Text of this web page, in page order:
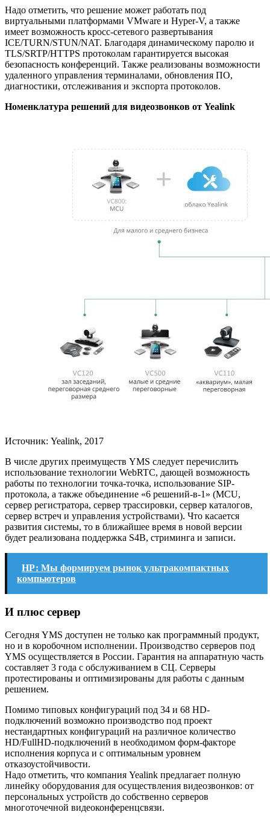
Надо отметить, что решение может работать под
виртуальными платформами VMware и Hyper-V, а также
имеет возможность кросс-сетевого развертывания
ICE/TURN/STUN/NAT. Благодаря динамическому паролю и
TLS/SRTP/HTTPS протоколам гарантируется высокая
безопасность конференций. Также реализованы возможности
удаленного управления терминалами, обновления ПО,
диагностики, отслеживания и экспорта протоколов.
Номенклатура решений для видеозвонков от Yealink
Источник: Yealink, 2017
В числе других преимуществ YMS следует перечислить
использование технологии WebRTC, дающей возможность
работы по технологии точка-точка, использование SIP-
протокола, а также объединение «6 решений-в-1» (MCU,
сервер регистратора, сервер трассировки, сервер каталогов,
сервер встреч и управления устройствами). Что касается
развития системы, то в ближайшее время в новой версии
будет реализована поддержка S4B, стриминга и записи.
НР: Мы формируем рынок ультракомпактных
компьютеров
И плюс сервер
Сегодня YMS доступен не только как программный продукт,
но и в коробочном исполнении. Производство серверов под
YMS осуществляется в России. Гарантия на аппаратную часть
составляет 3 года с обслуживанием в СЦ. Серверы
протестированы и оптимизированы для работы с данным
решением.
Помимо типовых конфигураций под 34 и 68 HD-
подключений возможно производство под проект
нестандартных конфигураций на различное количество
HD/FullHD-подключений в необходимом форм-факторе
исполнения корпуса и с оптимальным уровнем
отказоустойчивости.
Надо отметить, что компания Yealink предлагает полную
линейку оборудования для осуществления видеозвонков: от
персональных устройств до собственно серверов
многоточечной видеоконференцсвязи.